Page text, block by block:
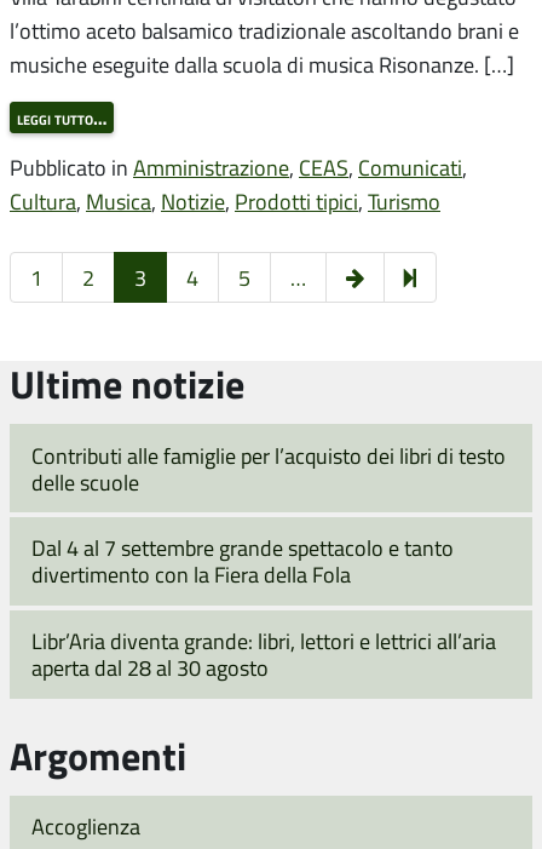
l’ottimo aceto balsamico tradizionale ascoltando brani e
musiche eseguite dalla scuola di musica Risonanze. […]
leggi tutto…
Pubblicato in Amministrazione, CEAS, Comunicati,
Cultura, Musica, Notizie, Prodotti tipici, Turismo
1 2 3 4 5 …
Pagina
successiva
7
Ultime notizie
Contributi alle famiglie per l’acquisto dei libri di testo
delle scuole
Dal 4 al 7 settembre grande spettacolo e tanto
divertimento con la Fiera della Fola
Libr’Aria diventa grande: libri, lettori e lettrici all’aria
aperta dal 28 al 30 agosto
Argomenti
Accoglienza